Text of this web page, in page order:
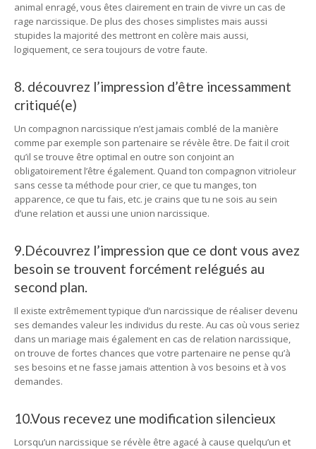
animal enragé, vous êtes clairement en train de vivre un cas de
rage narcissique. De plus des choses simplistes mais aussi
stupides la majorité des mettront en colère mais aussi,
logiquement, ce sera toujours de votre faute.
8. découvrez l’impression d’être incessamment
critiqué(e)
Un compagnon narcissique n’est jamais comblé de la manière
comme par exemple son partenaire se révèle être. De fait il croit
qu’il se trouve être optimal en outre son conjoint an
obligatoirement l’être également. Quand ton compagnon vitrioleur
sans cesse ta méthode pour crier, ce que tu manges, ton
apparence, ce que tu fais, etc. je crains que tu ne sois au sein
d’une relation et aussi une union narcissique.
9.Découvrez l’impression que ce dont vous avez
besoin se trouvent forcément relégués au
second plan.
Il existe extrêmement typique d’un narcissique de réaliser devenu
ses demandes valeur les individus du reste. Au cas où vous seriez
dans un mariage mais également en cas de relation narcissique,
on trouve de fortes chances que votre partenaire ne pense qu’à
ses besoins et ne fasse jamais attention à vos besoins et à vos
demandes.
10.Vous recevez une modification silencieux
Lorsqu’un narcissique se révèle être agacé à cause quelqu’un et